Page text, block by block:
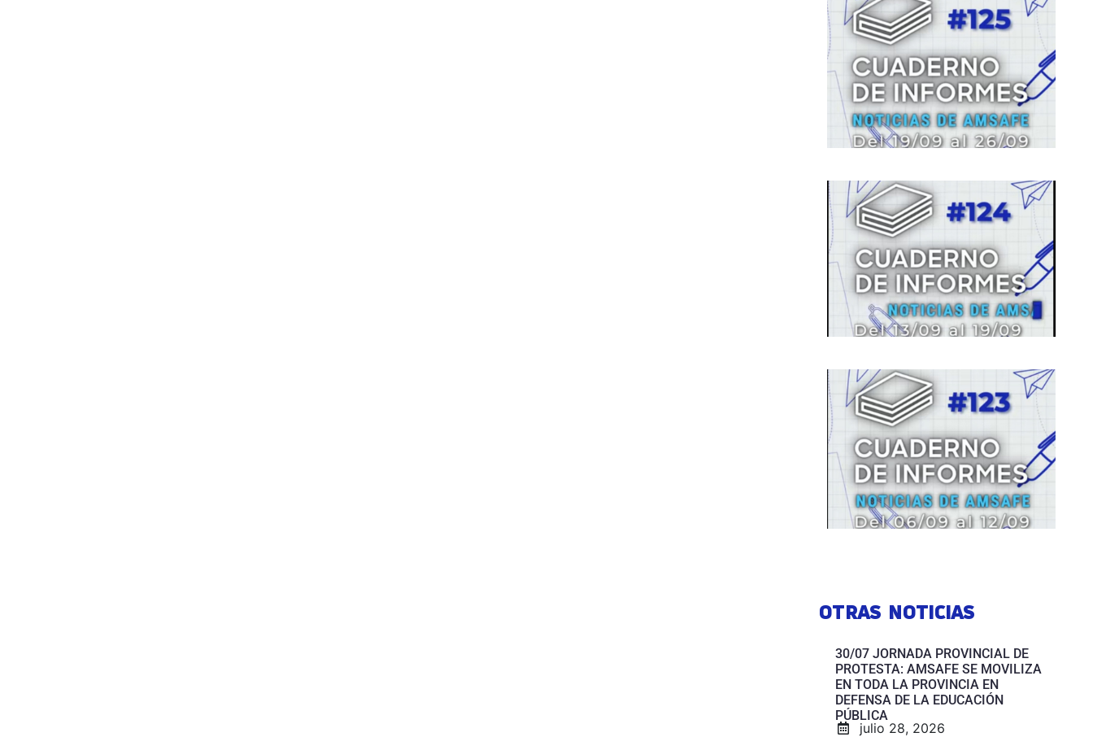
OTRAS NOTICIAS
30/07 JORNADA PROVINCIAL DE
PROTESTA: AMSAFE SE MOVILIZA
EN TODA LA PROVINCIA EN
DEFENSA DE LA EDUCACIÓN
PÚBLICA
julio 28, 2026